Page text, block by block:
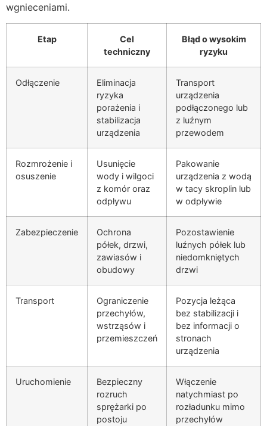
wgnieceniami.
Etap
Cel
techniczny
Błąd o wysokim
ryzyku
Odłączenie
Eliminacja
ryzyka
porażenia i
stabilizacja
urządzenia
Transport
urządzenia
podłączonego lub
z luźnym
przewodem
Rozmrożenie i
osuszenie
Usunięcie
wody i wilgoci
z komór oraz
odpływu
Pakowanie
urządzenia z wodą
w tacy skroplin lub
w odpływie
Zabezpieczenie
Ochrona
półek, drzwi,
zawiasów i
obudowy
Pozostawienie
luźnych półek lub
niedomkniętych
drzwi
Transport
Ograniczenie
przechyłów,
wstrząsów i
przemieszczeń
Pozycja leżąca
bez stabilizacji i
bez informacji o
stronach
urządzenia
Uruchomienie
Bezpieczny
rozruch
sprężarki po
postoju
Włączenie
natychmiast po
rozładunku mimo
przechyłów